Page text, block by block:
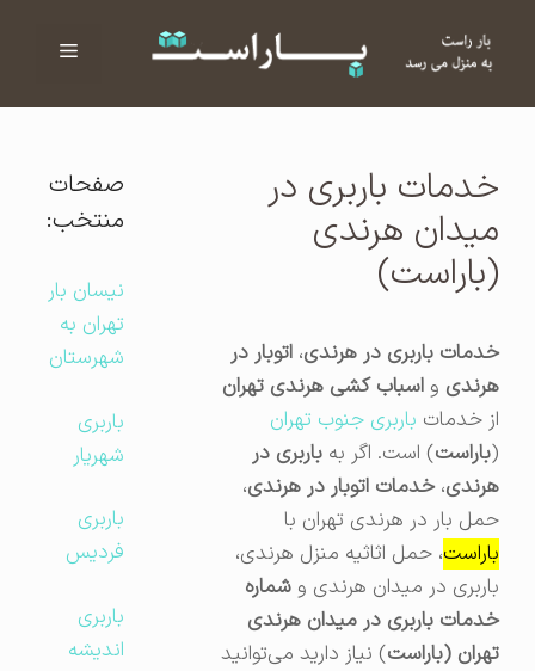
فهرست
خدمات باربری در
میدان هرندی
(باراست)
خدمات باربری در هرندی،اتوبار در
هرندیواسباب کشی هرندی تهران
از خدماتباربری جنوب تهران
باراست) است. اگر بهباربری در
هرندی،خدمات اتوبار در هرندی،
حمل بار در هرندی تهران با
باراست، حمل اثاثیه منزل هرندی،
باربری در میدان هرندی وشماره
خدمات باربری در میدان هرندی
تهران (باراست) نیاز دارید می‌توانید
صفحات
منتخب:
نیسان بار
تهران به
شهرستان
باربری
شهریار
باربری
فردیس
باربری
اندیشه